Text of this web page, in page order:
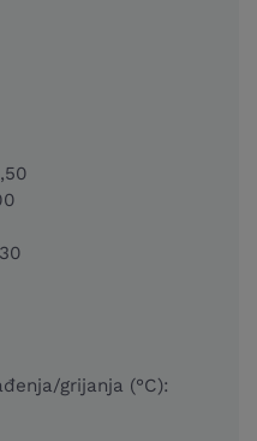
grijanja (°C):